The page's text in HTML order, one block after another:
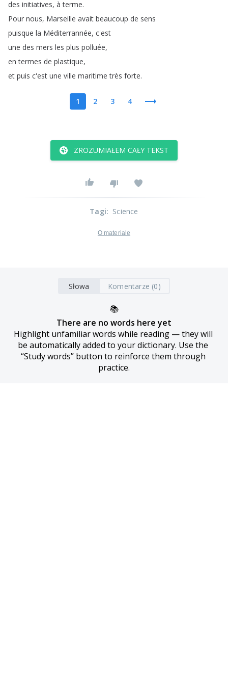
des initiatives, à terme.
Pour nous, Marseille avait beaucoup de sens
puisque la Méditerrannée, c'est
une des mers les plus polluée,
en termes de plastique,
et puis c'est une ville maritime très forte.
1 2 3 4
ZROZUMIAŁEM CAŁY TEKST
Tagi: Science
O materiale
Słowa Komentarze (0)
📚
There are no words here yet
Highlight unfamiliar words while reading — they will
be automatically added to your dictionary. Use the
“Study words” button to reinforce them through
practice.